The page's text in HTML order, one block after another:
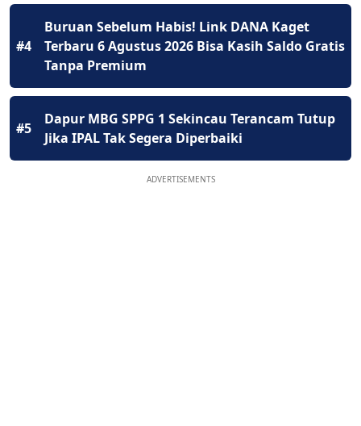
#4
Buruan Sebelum Habis! Link DANA Kaget
Terbaru 6 Agustus 2026 Bisa Kasih Saldo Gratis
Tanpa Premium
#5
Dapur MBG SPPG 1 Sekincau Terancam Tutup
Jika IPAL Tak Segera Diperbaiki
ADVERTISEMENTS